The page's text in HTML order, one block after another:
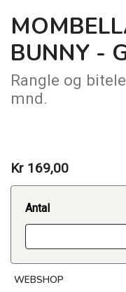
BUNNY -
Rangle og
mnd.
Kr 169,00
Antal
WEBSHOP